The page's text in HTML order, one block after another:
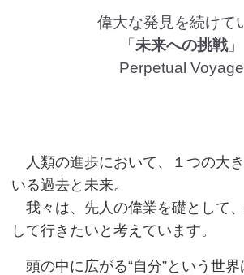
偉大な発見を続けて
「 未来への挑戦」
Perpetual Voyage
人類の進歩において、１つの大
いる過去と未来。
我々は、先人の偉業を礎として
して行きたいと考えています。
頭の中に広がる“自分”という世